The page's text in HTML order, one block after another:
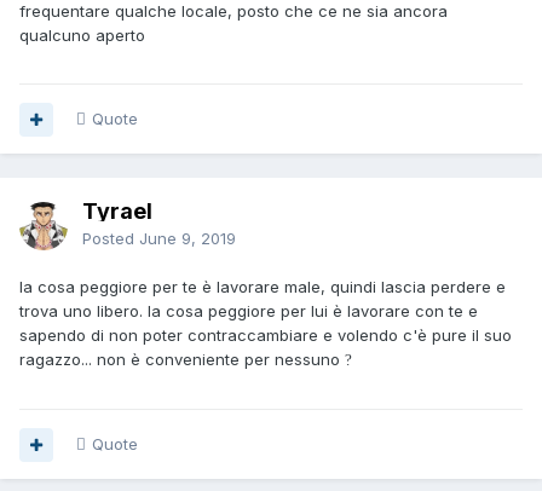
frequentare qualche locale, posto che ce ne sia ancora
qualcuno aperto
Quote
Tyrael
Posted June 9, 2019
la cosa peggiore per te è lavorare male, quindi lascia perdere e
trova uno libero. la cosa peggiore per lui è lavorare con te e
sapendo di non poter contraccambiare e volendo c'è pure il suo
ragazzo... non è conveniente per nessuno ?
Quote